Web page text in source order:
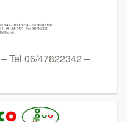
Tel 06/47822342 –